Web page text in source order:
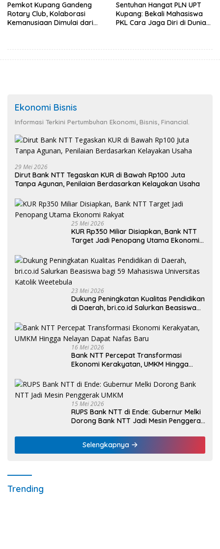
Pemkot Kupang Gandeng
Rotary Club, Kolaborasi
Kemanusiaan Dimulai dari
Sentuhan Hangat PLN UPT
Kupang: Bekali Mahasiswa
PKL Cara Jaga Diri di Dunia
Ekonomi Bisnis
Informasi Terkini Pertumbuhan Ekonomi, Bisnis, Financial.
29 Mei 2026
Dirut Bank NTT Tegaskan KUR di Bawah Rp100 Juta
Tanpa Agunan, Penilaian Berdasarkan Kelayakan Usaha
25 Mei 2026
KUR Rp350 Miliar Disiapkan, Bank NTT
Target Jadi Penopang Utama Ekonomi
23 Mei 2026
Dukung Peningkatan Kualitas Pendidikan
di Daerah, bri.co.id Salurkan Beasiswa
Weetebula
16 Mei 2026
Bank NTT Percepat Transformasi
Ekonomi Kerakyatan, UMKM Hingga
15 Mei 2026
RUPS Bank NTT di Ende: Gubernur Melki
Dorong Bank NTT Jadi Mesin Penggerak
Selengkapnya
Trending